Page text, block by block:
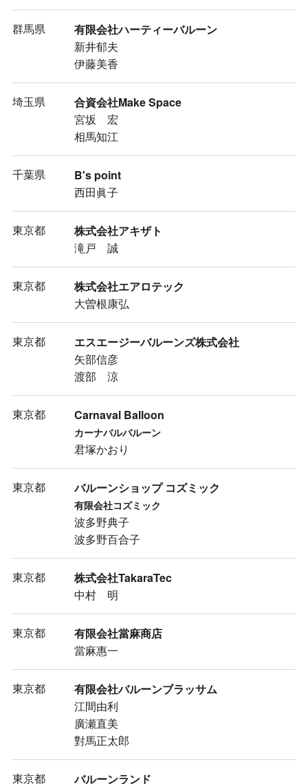
群馬県
有限会社ハーティーバルーン
新井郁夫
伊藤美香
埼玉県
合資会社Make Space
宮坂 宏
相馬知江
千葉県
B's point
西田眞子
東京都
株式会社アキザト
滝戸 誠
東京都
株式会社エアロテック
大曽根康弘
東京都
エスエージーバルーンズ株式会社
矢部信彦
渡部 涼
東京都 Carnaval Balloon
カーナバルバルーン
君塚かおり
東京都 バルーンショップ コズミック
有限会社コズミック
波多野典子
波多野百合子
東京都
株式会社TakaraTec
中村 明
東京都
有限会社當麻商店
當麻惠一
東京都
有限会社バルーンブラッサム
江間由利
廣瀬直美
對馬正太郎
東京都 バルーンランド